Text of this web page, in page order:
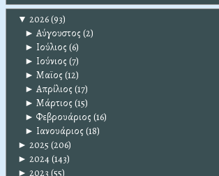
▼ 2026(93)
► Αύγουστος (2)
► Ιούλιος (6)
► Ιούνιος (7)
► Μαϊος (12)
► Απρίλιος (17)
► Μάρτιος (15)
► Φεβρουάριος (16)
► Ιανουάριος (18)
► 2025 (206)
► 2024(143)
► 2023 (55)